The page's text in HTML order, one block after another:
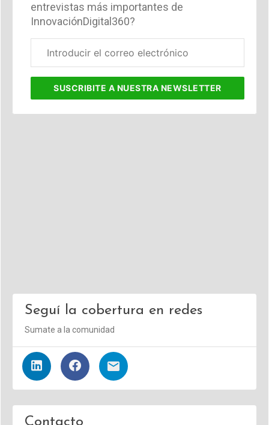
entrevistas más importantes de
InnovaciónDigital360?
electrónico
SUSCRIBITE A NUESTRA NEWSLETTER
Seguí la cobertura en redes
Sumate a la comunidad